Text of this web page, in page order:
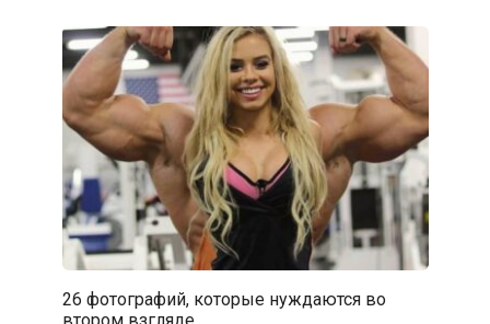
26 фотографий, которые нуждаются во
втором взгляде.